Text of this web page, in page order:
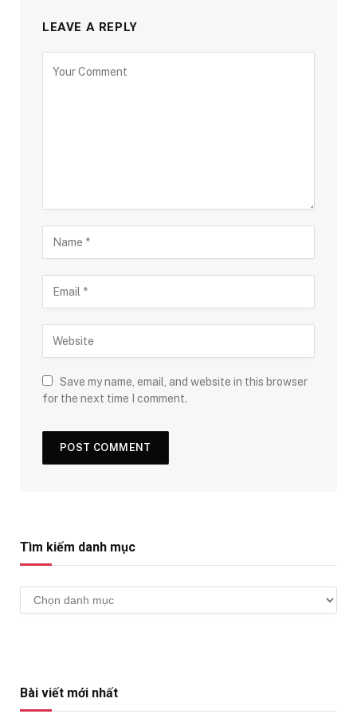
LEAVE A REPLY
Save my name, email, and website in this browser
for the next time I comment.
Tìm kiếm danh mục
Tìm
kiếm
Bài viết mới nhất